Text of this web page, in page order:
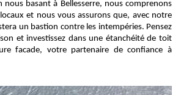
nous basant à Bellesserre, nous comprenons
et nous vous assurons que, avec notre
un bastion contre les intempéries. Pensez
et investissez dans une étanchéité de toit
facade, votre partenaire de confiance à